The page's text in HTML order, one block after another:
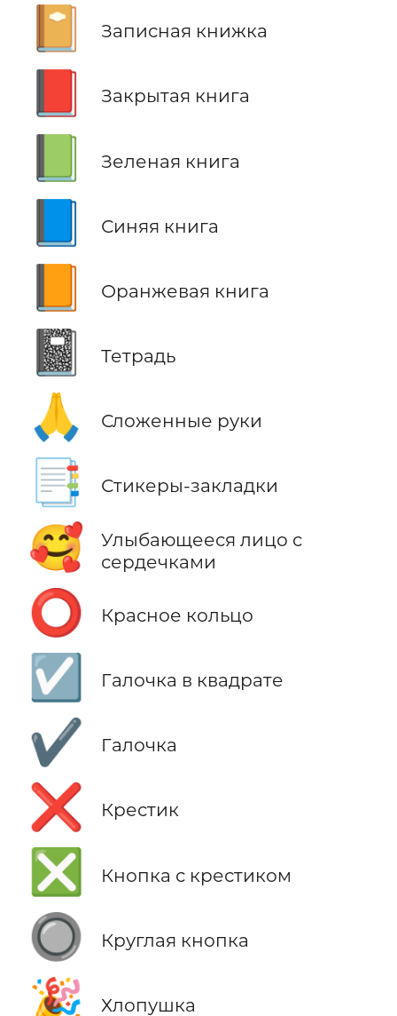
📔 Записная книжка
Закрытая книга
Зеленая книга
Синяя книга
Оранжевая книга
📓 Тетрадь
🙏 Сложенные руки
📑 Стикеры-закладки
🥰
Улыбающееся лицо с
сердечками
⭕ Красное кольцо
☑️ Галочка в квадрате
✔️ Галочка
❌ Крестик
❎ Кнопка с крестиком
🔘 Круглая кнопка
🎉 Хлопушка